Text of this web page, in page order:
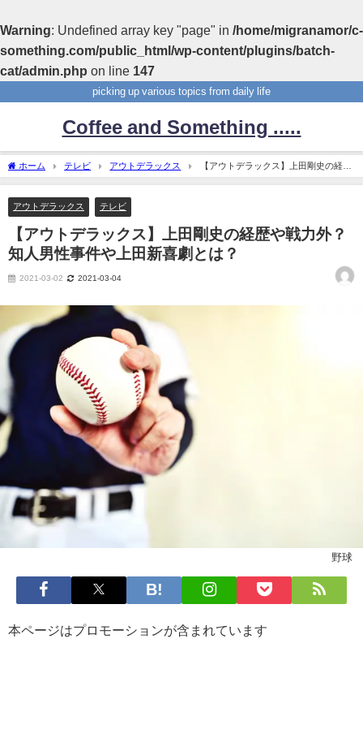
Warning: Undefined array key "page" in /home/migranamor/c-
something.com/public_html/wp-content/plugins/batch-
cat/admin.php on line 147
picking up various topics from daily life
Coffee and Something .....
ホーム テレビ アウトデラックス
【アウトデラックス】上田剛史の経歴
や戦力外？知人男性事件や上田新喜劇とは？
アウトデラックス テレビ
【アウトデラックス】上田剛史の経歴や戦力外？
知人男性事件や上田新喜劇とは？
2021-03-02 2021-03-04
野球
本ページはプロモーションが含まれています